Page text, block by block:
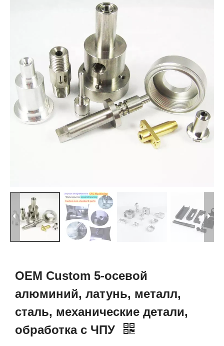
OEM Custom 5-осевой
алюминий, латунь, металл,
сталь, механические детали,
обработка с ЧПУ